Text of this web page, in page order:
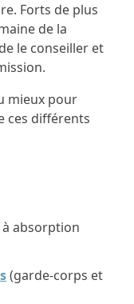
Forts de plus
de la
le conseiller et
mieux pour
ces différents
à absorption
(garde-corps et